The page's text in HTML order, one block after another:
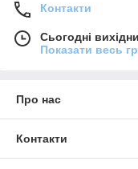
Контакти
Сьогодні
Показати весь
Про нас
Контакти